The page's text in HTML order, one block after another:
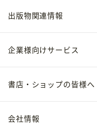
出版物関連情報
企業様向けサービス
書店・ショップの皆様へ
会社情報